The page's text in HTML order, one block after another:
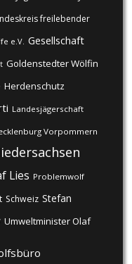
freilebender
e.V. Gesellschaft
Goldenstedter Wölfin
Herdenschutz
Landesjägerschaft
Vorpommern
Lies Problemwolf
Schweiz Stefan
Umweltminister Olaf